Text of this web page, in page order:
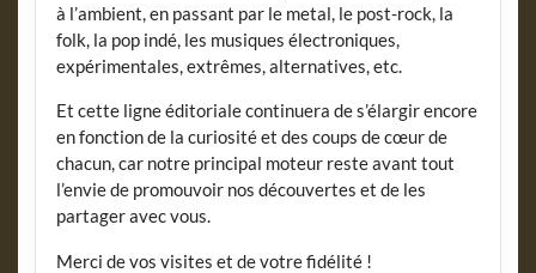
à l’ambient, en passant par le metal, le post-rock, la
folk, la pop indé, les musiques électroniques,
expérimentales, extrêmes, alternatives, etc.
Et cette ligne éditoriale continuera de s’élargir encore
en fonction de la curiosité et des coups de cœur de
chacun, car notre principal moteur reste avant tout
l’envie de promouvoir nos découvertes et de les
partager avec vous.
Merci de vos visites et de votre fidélité !